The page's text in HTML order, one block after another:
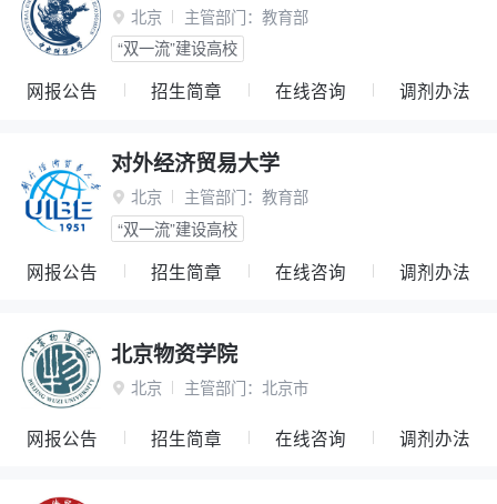
 北京 主管部门： 教育部
“双一流”建设高校
网报公告 招生简章 在线咨询 调剂办法
对外经济贸易大学
 北京 主管部门： 教育部
“双一流”建设高校
网报公告 招生简章 在线咨询 调剂办法
北京物资学院
 北京 主管部门： 北京市
网报公告 招生简章 在线咨询 调剂办法